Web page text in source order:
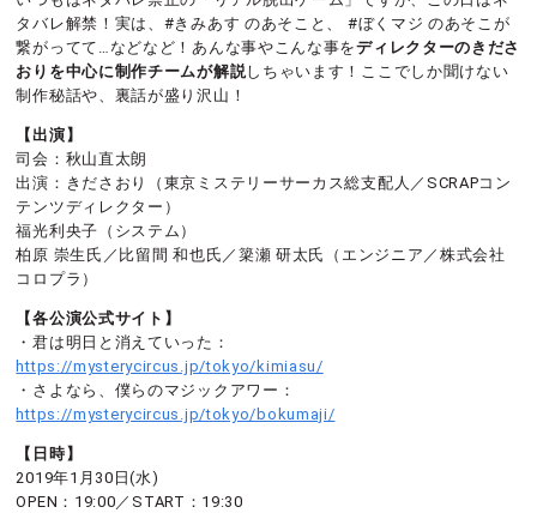
タバレ解禁！実は、#きみあす のあそこと、 #ぼくマジ のあそこが
繋がってて…などなど！あんな事やこんな事をディレクターのきださ
おりを中心に制作チームが解説しちゃいます！ここでしか聞けない
制作秘話や、裏話が盛り沢山！
【出演】
司会：秋山直太朗
出演：きださおり（東京ミステリーサーカス総支配人／SCRAPコン
テンツディレクター）
福光利央子（システム）
柏原 崇生氏／比留間 和也氏／簗瀬 研太氏（エンジニア／株式会社
コロプラ）
【各公演公式サイト】
・君は明日と消えていった：
https://mysterycircus.jp/tokyo/kimiasu/
・さよなら、僕らのマジックアワー：
https://mysterycircus.jp/tokyo/bokumaji/
【日時】
2019年1月30日(水)
OPEN：19:00／START：19:30